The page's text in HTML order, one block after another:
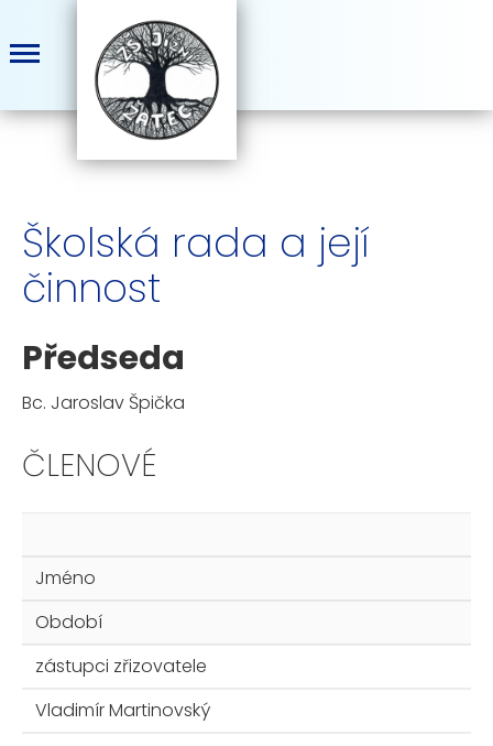
Školská rada a její
činnost
Předseda
Bc. Jaroslav Špička
ČLENOVÉ
Jméno
Období
zástupci zřizovatele
Vladimír Martinovský